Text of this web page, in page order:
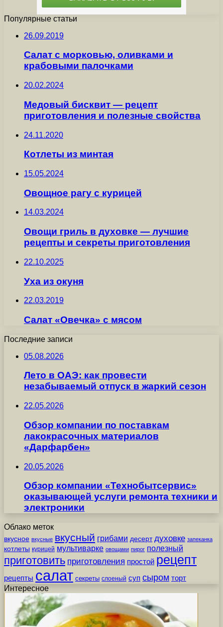
Популярные статьи
26.09.2019
Салат с морковью, оливками и
крабовыми палочками
20.02.2024
Медовый бисквит — рецепт
приготовления и полезные свойства
24.11.2020
Котлеты из минтая
15.05.2024
Овощное рагу с курицей
14.03.2024
Овощи гриль в духовке — лучшие
рецепты и секреты приготовления
22.10.2025
Уха из окуня
22.03.2019
Салат «Овечка» с мясом
Последние записи
05.08.2026
Лето в ОАЭ: как провести
незабываемый отпуск в жаркий сезон
22.05.2026
Обзор компании по поставкам
лакокрасочных материалов
«Дарфарбен»
20.05.2026
Обзор компании «Технобытсервис»
оказывающей услуги ремонта техники и
электроники
Облако меток
вкусное вкусные вкусный грибами десерт духовке запеканка
котлеты курицей мультиварке овощами пирог полезный
приготовить приготовления простой рецепт
рецепты салат секреты слоеный суп сыром торт
Интересное